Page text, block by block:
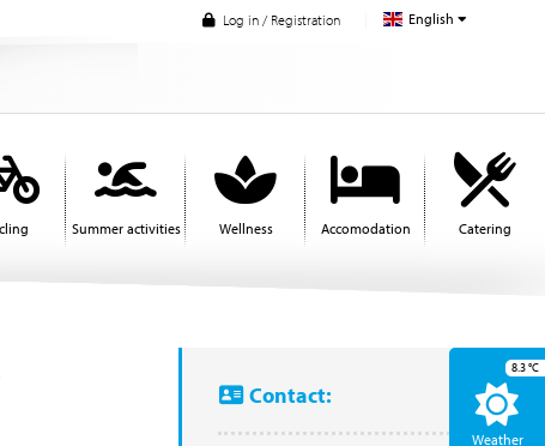
English
Log in / Registration
Summer activities Wellness Accomodation Catering
Contact:
Weather
8.3°C